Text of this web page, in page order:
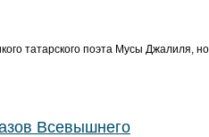
татарского поэта Мусы Джалиля, но
Всевышнего